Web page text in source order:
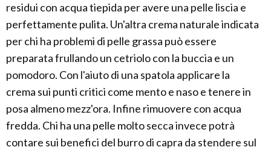
residui con acqua tiepida per avere una pelle liscia e
perfettamente pulita. Un'altra crema naturale indicata
per chi ha problemi di pelle grassa può essere
preparata frullando un cetriolo con la buccia e un
pomodoro. Con l'aiuto di una spatola applicare la
crema sui punti critici come mento e naso e tenere in
posa almeno mezz'ora. Infine rimuovere con acqua
fredda. Chi ha una pelle molto secca invece potrà
contare sui benefici del burro di capra da stendere sul